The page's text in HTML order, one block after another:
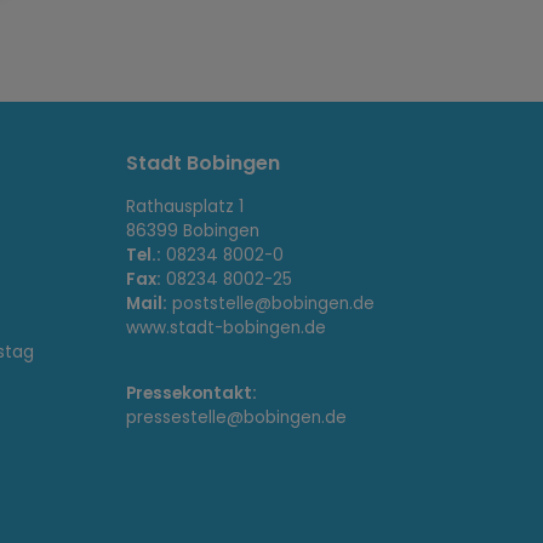
Stadt Bobingen
Rathausplatz 1
86399 Bobingen
Tel.: 08234 8002-0
Fax: 08234 8002-25
Mail: poststelle@bobingen.de
www.stadt-bobingen.de
Pressekontakt:
pressestelle@bobingen.de